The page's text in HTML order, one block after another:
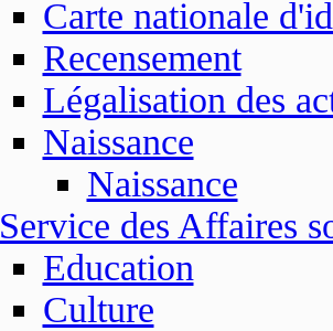
Carte nationale
Recensement
Légalisation des
Naissance
Naissance
Service des Affaires
Education
Culture